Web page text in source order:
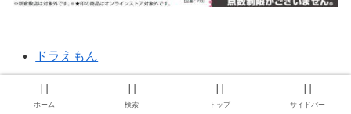
ドラえもん
ディズニー
orion（オリオンビール）
ホーム 検索 トップ サイドバー